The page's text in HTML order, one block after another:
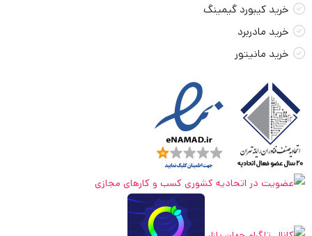
خرید کیبورد گیمینگ
خرید مادربرد
خرید مانیتور